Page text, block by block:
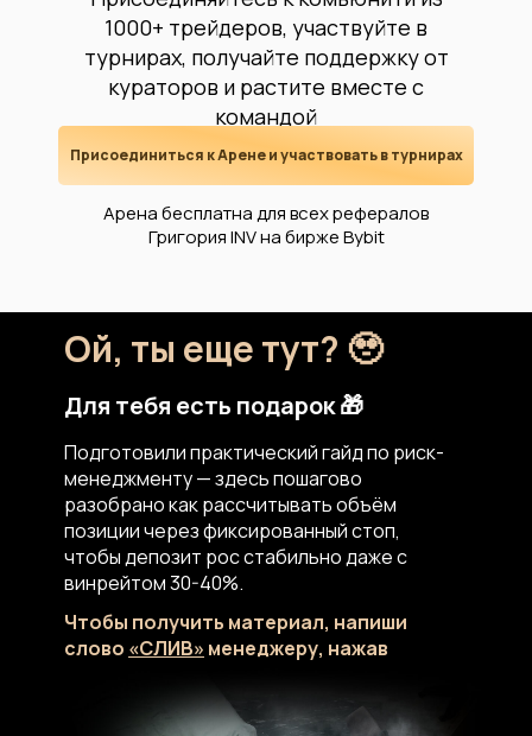
Арена бесплатна для всех рефералов
Григория INV на бирже Bybit
1000+ трейдеров, участвуйте в
турнирах, получайте поддержку от
кураторов и растите вместе с
командой
Присоединиться к Арене и участвовать в турнирах
Ой, ты еще тут? 🥹
Для тебя есть подарок 🎁
Подготовили практический гайд по риск-
менеджменту — здесь пошагово
разобрано как рассчитывать объём
позиции через фиксированный стоп,
чтобы депозит рос стабильно даже с
винрейтом 30-40%.
Чтобы получить материал, напиши
слово «СЛИВ» менеджеру, нажав